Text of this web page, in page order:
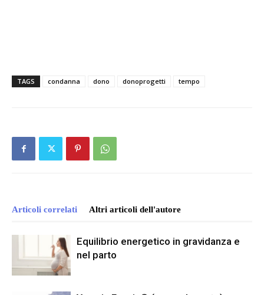
TAGS condanna dono donoprogetti tempo
Articoli correlati Altri articoli dell'autore
Equilibrio energetico in gravidanza e
nel parto